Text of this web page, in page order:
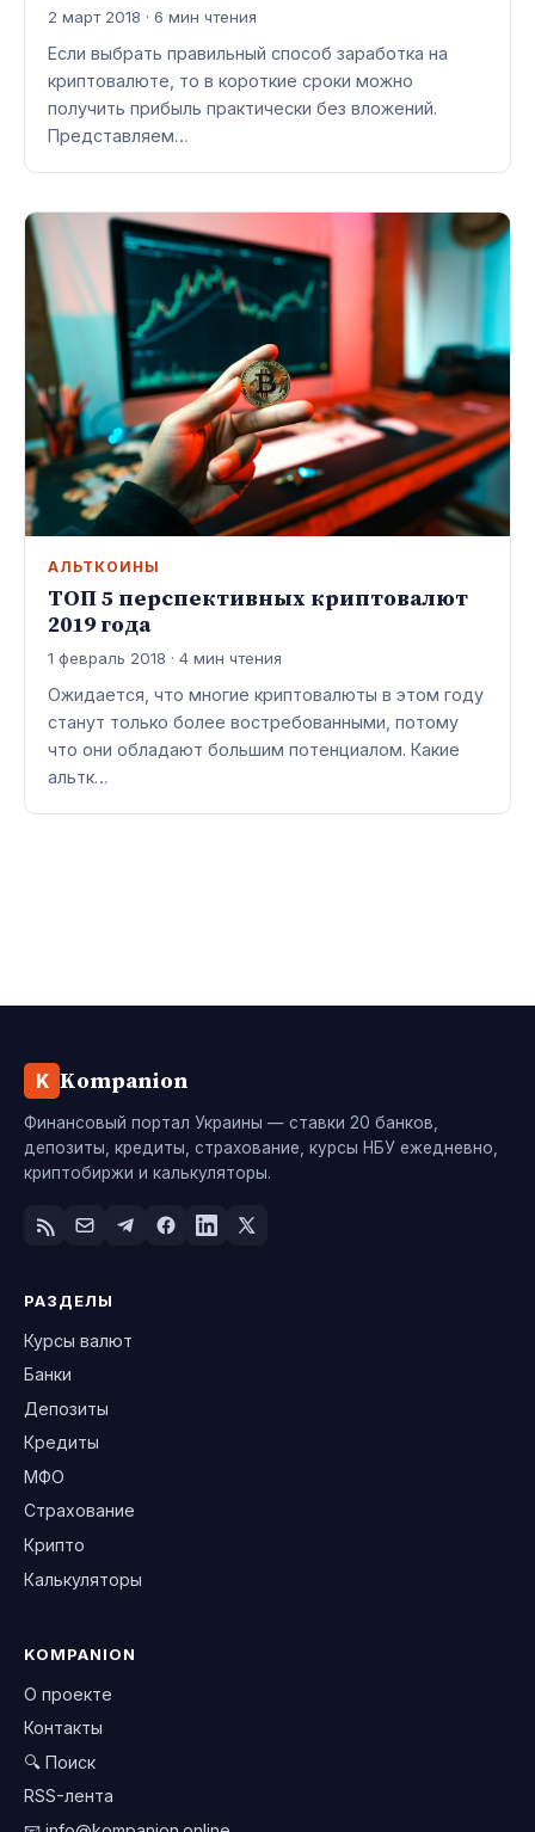
2 март 2018 · 6 мин чтения
Если выбрать правильный способ заработка на
криптовалюте, то в короткие сроки можно
получить прибыль практически без вложений.
Представляем…
АЛЬТКОИНЫ
ТОП 5 перспективных криптовалют
2019 года
1 февраль 2018 · 4 мин чтения
Ожидается, что многие криптовалюты в этом году
станут только более востребованными, потому
что они обладают большим потенциалом. Какие
альтк…
K Kompanion
Финансовый портал Украины — ставки 20 банков,
депозиты, кредиты, страхование, курсы НБУ ежедневно,
криптобиржи и калькуляторы.
РАЗДЕЛЫ
Курсы валют
Банки
Депозиты
Кредиты
МФО
Страхование
Крипто
Калькуляторы
KOMPANION
О проекте
Контакты
🔍 Поиск
RSS-лента